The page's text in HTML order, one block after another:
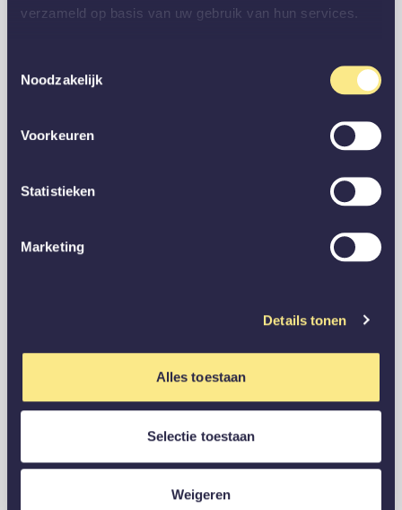
verzameld op basis van uw gebruik van hun services.
Noodzakelijk
Voorkeuren
Statistieken
Marketing
Details tonen
Alles toestaan
Selectie toestaan
Weigeren